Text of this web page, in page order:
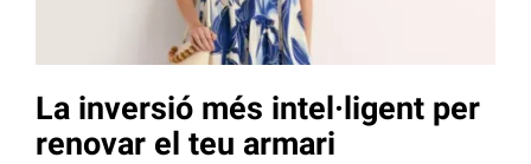
La inversió més intel·ligent per
renovar el teu armari